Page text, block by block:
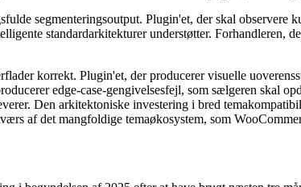
segmenteringsoutput. Plugin'et, der skal observere
standardarkitekturer understøtter. Forhandleren,
korrekt. Plugin'et, der producerer visuelle
edge-case-gengivelsesfejl, som sælgeren skal
Den arkitektoniske investering i bred
af det mangfoldige temaøkosystem, som